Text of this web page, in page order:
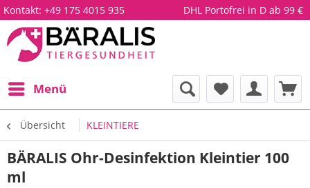
Kontakt: +49 175 4015 935 DHL Portofrei in D ab 99 €
Menü
Übersicht KLEINTIERE
BÄRALIS Ohr-Desinfektion Kleintier 100
ml